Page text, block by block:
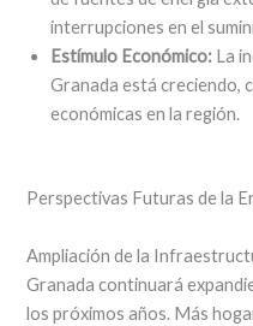
interrupciones en el
Estímulo Económico: La
Granada está creciendo,
económicas en la región.
Perspectivas Futuras de la
Ampliación de la
Granada continuará
los próximos años. Más